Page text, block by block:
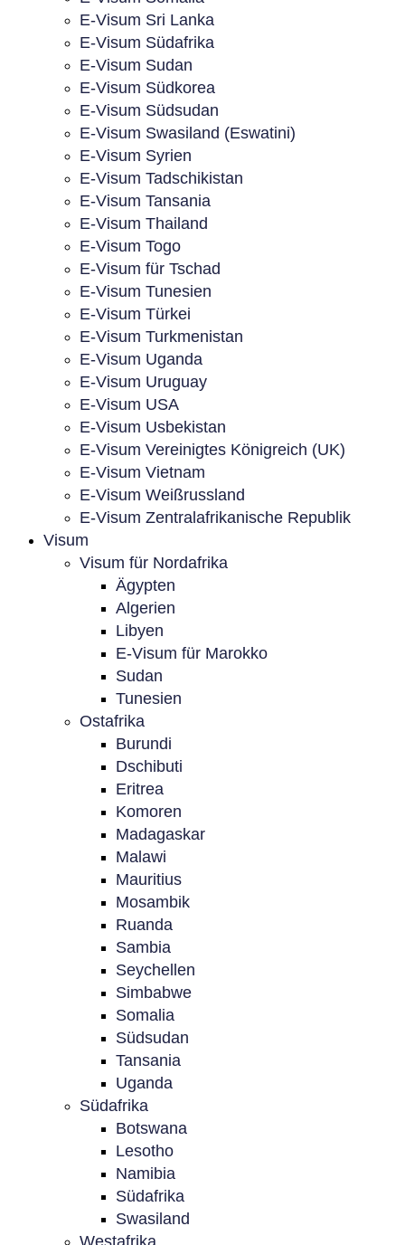
E-Visum Sri Lanka
E-Visum Südafrika
E-Visum Sudan
E-Visum Südkorea
E-Visum Südsudan
E-Visum Swasiland (Eswatini)
E-Visum Syrien
E-Visum Tadschikistan
E-Visum Tansania
E-Visum Thailand
E-Visum Togo
E-Visum für Tschad
E-Visum Tunesien
E-Visum Türkei
E-Visum Turkmenistan
E-Visum Uganda
E-Visum Uruguay
E-Visum USA
E-Visum Usbekistan
E-Visum Vereinigtes Königreich (UK)
E-Visum Vietnam
E-Visum Weißrussland
E-Visum Zentralafrikanische Republik
Visum
Visum für Nordafrika
Ägypten
Algerien
Libyen
E-Visum für Marokko
Sudan
Tunesien
Ostafrika
Burundi
Dschibuti
Eritrea
Komoren
Madagaskar
Malawi
Mauritius
Mosambik
Ruanda
Sambia
Seychellen
Simbabwe
Somalia
Südsudan
Tansania
Uganda
Südafrika
Botswana
Lesotho
Namibia
Südafrika
Swasiland